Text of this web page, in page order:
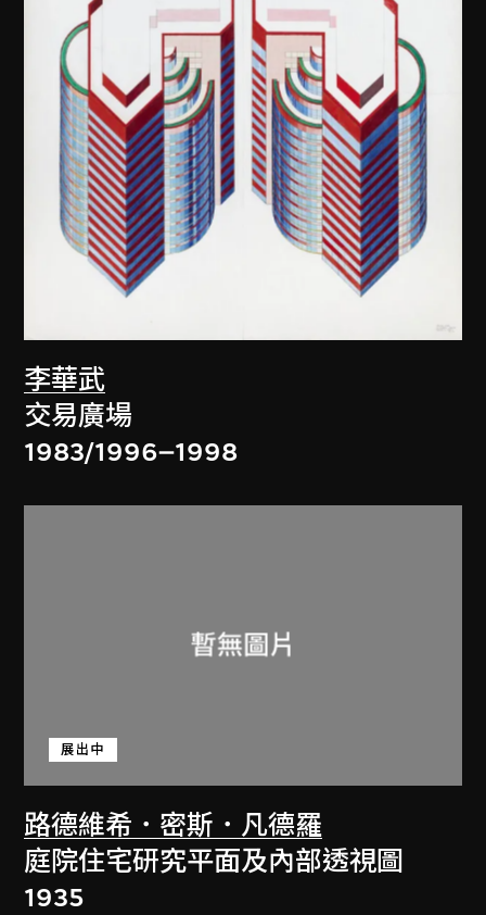
李華武
交易廣場
1983/1996–1998
路德維希．密斯．凡德羅
展出中
庭院住宅研究平面及內部透視圖
1935